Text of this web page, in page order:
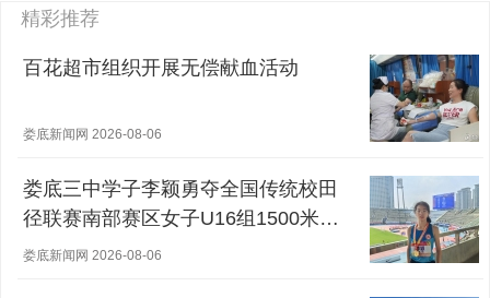
精彩推荐
百花超市组织开展无偿献血活动
娄底新闻网 2026-08-06
娄底三中学子李颖勇夺全国传统校田
径联赛南部赛区女子U16组1500米冠
军
娄底新闻网 2026-08-06